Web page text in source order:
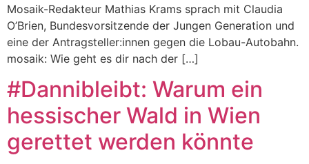
Mosaik-Redakteur Mathias Krams sprach mit Claudia
O’Brien, Bundesvorsitzende der Jungen Generation und
eine der Antragsteller:innen gegen die Lobau-Autobahn.
mosaik: Wie geht es dir nach der […]
#Dannibleibt: Warum ein
hessischer Wald in Wien
gerettet werden könnte